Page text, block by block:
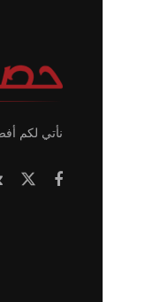
نأتي لكم